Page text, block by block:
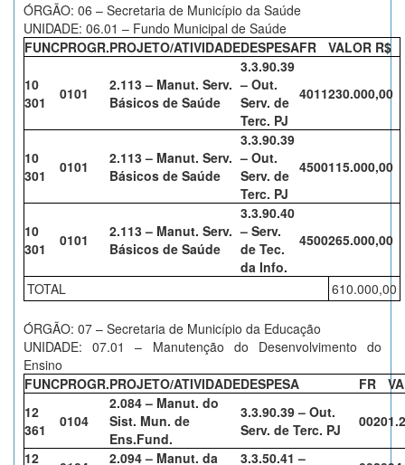
ÓRGÃO: 06 – Secretaria de Município da Saúde
UNIDADE: 06.01 – Fundo Municipal de Saúde
FUNCPROGR.PROJETO/ATIVIDADEDESPESAFR VALOR R$
10
301
0101
2.113 – Manut. Serv.
Básicos de Saúde
3.3.90.39
– Out.
Serv. de
Terc. PJ
4011230.000,00
10
301
0101
2.113 – Manut. Serv.
Básicos de Saúde
3.3.90.39
– Out.
Serv. de
Terc. PJ
4500115.000,00
10
301
0101
2.113 – Manut. Serv.
Básicos de Saúde
3.3.90.40
– Serv.
de Tec.
da Info.
4500265.000,00
TOTAL 610.000,00
ÓRGÃO: 07 – Secretaria de Município da Educação
UNIDADE: 07.01 – Manutenção do Desenvolvimento do
Ensino
FUNCPROGR.PROJETO/ATIVIDADEDESPESA FR
12
361
0104
2.084 – Manut. do
Sist. Mun. de
Ens.Fund.
3.3.90.39 – Out.
Serv. de Terc. PJ
0020
12
2.094 – Manut. da
3.3.50.41 –